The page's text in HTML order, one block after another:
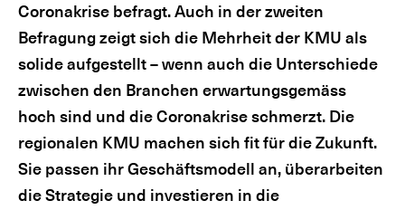
Coronakrise befragt. Auch in der zweiten
Befragung zeigt sich die Mehrheit der KMU als
solide aufgestellt – wenn auch die Unterschiede
zwischen den Branchen erwartungsgemäss
hoch sind und die Coronakrise schmerzt. Die
regionalen KMU machen sich fit für die Zukunft.
Sie passen ihr Geschäftsmodell an, überarbeiten
die Strategie und investieren in die